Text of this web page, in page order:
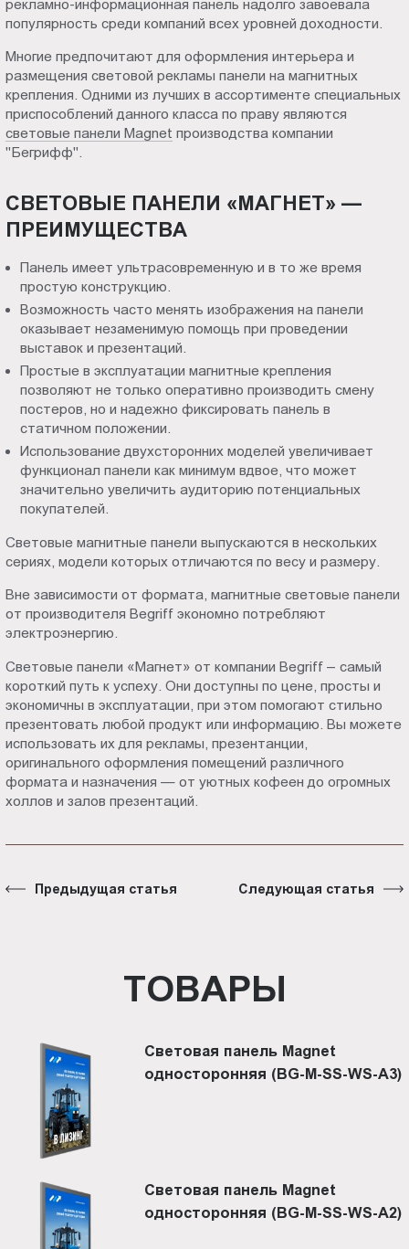
декора
в
Хабаровск
рекламно-информационная панель надолго завоевала
популярность среди компаний всех уровней доходности.
Многие предпочитают для оформления интерьера и
размещения световой рекламы панели на магнитных
крепления. Одними из лучших в ассортименте специальных
приспособлений данного класса по праву являются
световые панели Magnet производства компании
"Бегрифф".
СВЕТОВЫЕ ПАНЕЛИ «МАГНЕТ» —
ПРЕИМУЩЕСТВА
Панель имеет ультрасовременную и в то же время
простую конструкцию.
Возможность часто менять изображения на панели
оказывает незаменимую помощь при проведении
выставок и презентаций.
Простые в эксплуатации магнитные крепления
позволяют не только оперативно производить смену
постеров, но и надежно фиксировать панель в
статичном положении.
Использование двухсторонних моделей увеличивает
функционал панели как минимум вдвое, что может
значительно увеличить аудиторию потенциальных
покупателей.
Световые магнитные панели выпускаются в нескольких
сериях, модели которых отличаются по весу и размеру.
Вне зависимости от формата, магнитные световые панели
от производителя Begriff экономно потребляют
электроэнергию.
Световые панели «Магнет» от компании Begriff – самый
короткий путь к успеху. Они доступны по цене, просты и
экономичны в эксплуатации, при этом помогают стильно
презентовать любой продукт или информацию. Вы можете
использовать их для рекламы, презентанции,
оригинального оформления помещений различного
формата и назначения — от уютных кофеен до огромных
холлов и залов презентаций.
Предыдущая статья Следующая статья
ТОВАРЫ
Световая панель Magnet
односторонняя (BG-M-SS-WS-A3)
Световая панель Magnet
односторонняя (BG-M-SS-WS-A2)
Пт.:
18.00
Сб.,
Вс.:
выходной